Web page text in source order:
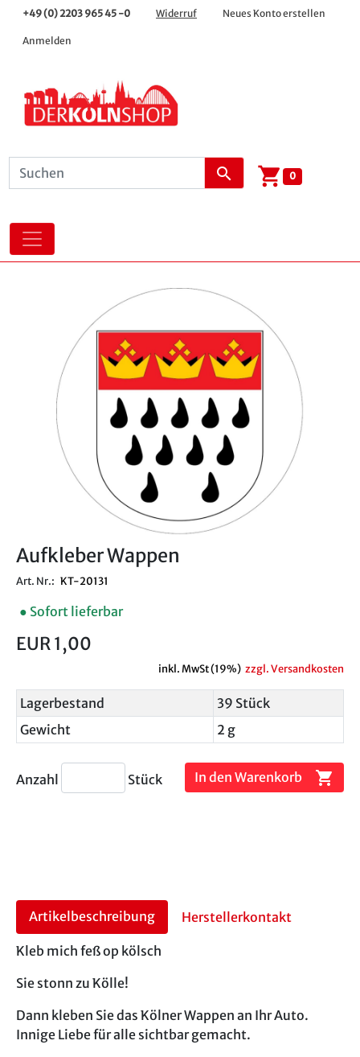
+49 (0) 2203 965 45 -0 Widerruf Neues Konto erstellen
Anmelden
search shopping_cart 0
Aufkleber Wappen
Art. Nr.: KT-20131
● Sofort lieferbar
EUR 1,00
inkl. MwSt (19%) zzgl. Versandkosten
Lagerbestand
39 Stück
Gewicht
2 g
Anzahl Stück In den Warenkorb shopping_cart
Artikelbeschreibung Herstellerkontakt
Kleb mich feß op kölsch
Sie stonn zu Kölle!
Dann kleben Sie das Kölner Wappen an Ihr Auto.
Innige Liebe für alle sichtbar gemacht.